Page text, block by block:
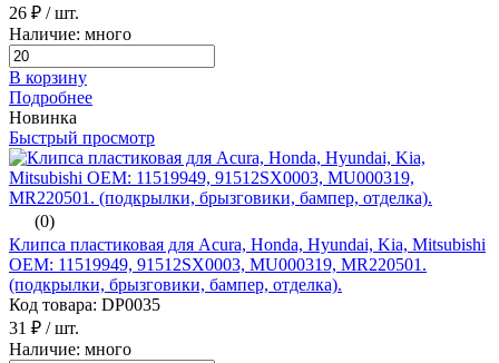
26 ₽ / шт.
Наличие: много
В корзину
Подробнее
Новинка
Быстрый просмотр
(0)
Клипса пластиковая для Acura, Honda, Hyundai, Kia, Mitsubishi
ОЕМ: 11519949, 91512SX0003, MU000319, MR220501.
(подкрылки, брызговики, бампер, отделка).
Код товара: DP0035
31 ₽ / шт.
Наличие: много